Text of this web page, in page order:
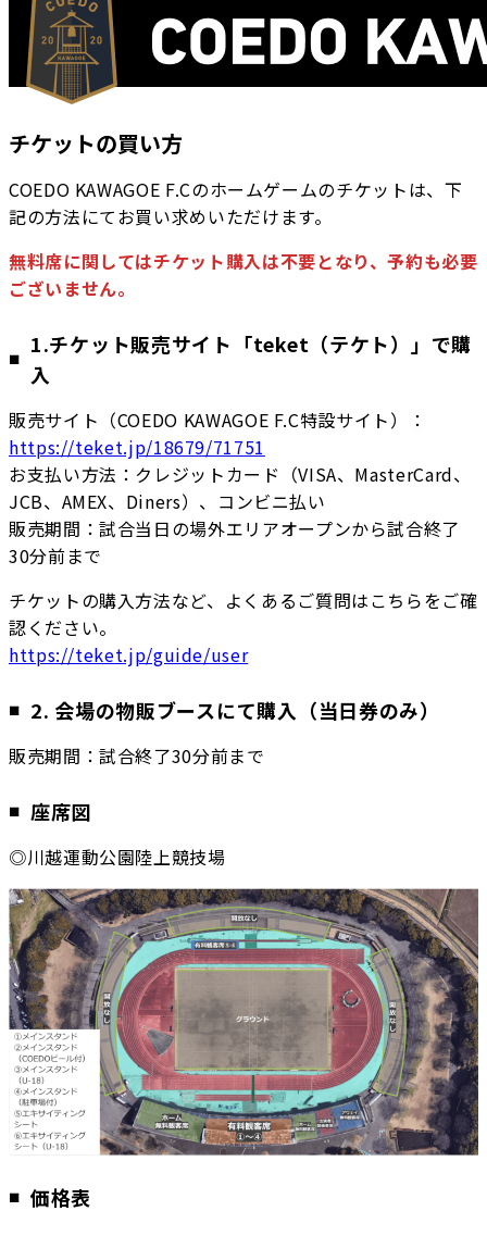
チケットの買い方
COEDO KAWAGOE F.Cのホームゲームのチケットは、下
記の方法にてお買い求めいただけます。
無料席に関してはチケット購入は不要となり、予約も必要
ございません。
1.チケット販売サイト「teket（テケト）」で購
入
販売サイト（COEDO KAWAGOE F.C特設サイト）：
https://teket.jp/18679/71751
お支払い方法：クレジットカード（VISA、MasterCard、
JCB、AMEX、Diners）、コンビニ払い
販売期間：試合当日の場外エリアオープンから試合終了
30分前まで
チケットの購入方法など、よくあるご質問はこちらをご確
認ください。
https://teket.jp/guide/user
2. 会場の物販ブースにて購入（当日券のみ）
販売期間：試合終了30分前まで
座席図
◎川越運動公園陸上競技場
価格表